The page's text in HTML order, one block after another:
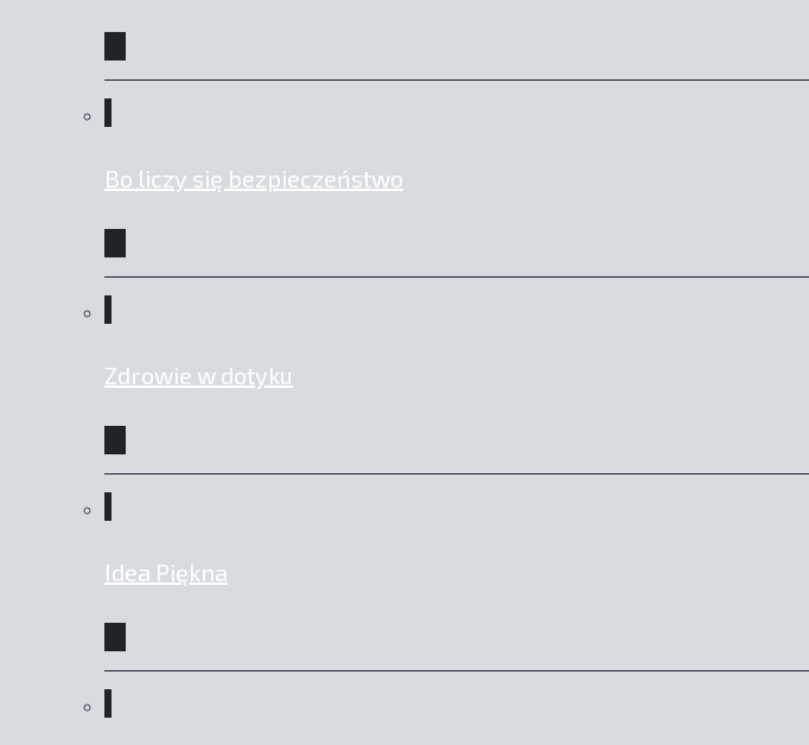
Bo liczy się bezpieczeństwo
Zdrowie w dotyku
Idea Piękna